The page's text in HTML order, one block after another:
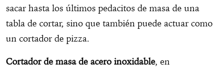
sacar hasta los últimos pedacitos de masa de una
tabla de cortar, sino que también puede actuar como
un cortador de pizza.
Cortador de masa de acero inoxidable, en